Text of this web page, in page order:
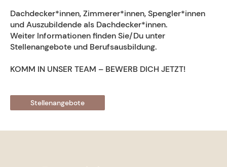
Dachdecker*innen, Zimmerer*innen, Spengler*innen
und Auszubildende als Dachdecker*innen.
Weiter Informationen finden Sie/Du unter
Stellenangebote und Berufsausbildung.
KOMM IN UNSER TEAM – BEWERB DICH JETZT!
Stellenangebote